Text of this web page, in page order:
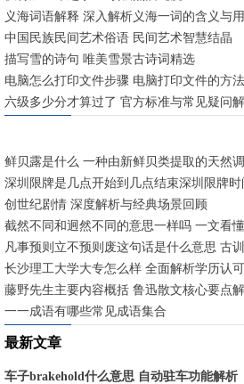
义海词语解释 深入解析义海一词的含义与
中国民族民间艺术俗语 民间艺术智慧结晶
描写雪的诗句 唯美雪景古诗词精选
电脑怎么打印文件步骤 电脑打印文件的方
六级多少分才算过了 官方标准与常见疑问
鲜贝露是什么 一种由新鲜贝类提取的天然调
深圳限牌是几点开始到几点结束深圳限牌
创世纪剧情 深度解析与经典场景回顾
截然不同和迥然不同的意思一样吗 一文看懂
凡事预则立不预则废这句话是什么意思 古
长沙理工大学大专怎么样 全面解析学历认可
藤野先生主要内容概括 鲁迅散文核心要点
一一成语有哪些常见成语集合
最新文章
车子brakehold什么意思 自动驻车功能解析